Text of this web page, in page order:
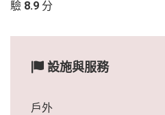
驗 8.9 分
設施與服務
戶外